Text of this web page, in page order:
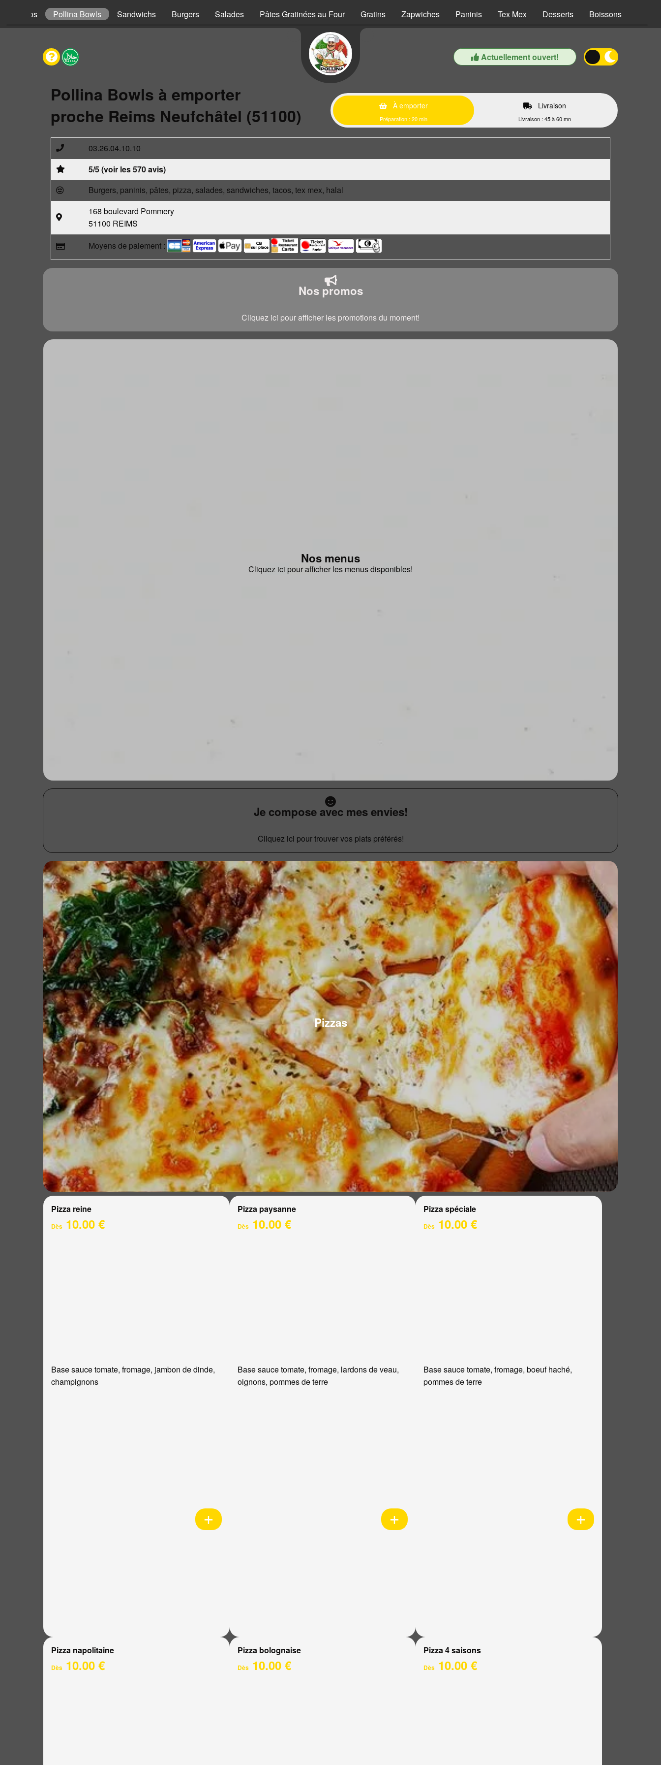
Tacos Pollina Bowls Sandwichs Burgers Salades Pâtes Gratinées au Four Gratins Zapwiches Paninis Tex Mex Desserts Boissons
Actuellement ouvert!
Pollina Bowls à emporter
proche Reims Neufchâtel (51100)
À emporter
Préparation : 20 min
Livraison
Livraison : 45 à 60 mn
03.26.04.10.10
5/5 (voir les 570 avis)
Burgers, paninis, pâtes, pizza, salades, sandwiches, tacos, tex mex, halal
168 boulevard Pommery
51100 REIMS
Moyens de paiement :
Nos promos
Cliquez ici pour afficher les promotions du moment!
Nos menus
Cliquez ici pour afficher les menus disponibles!
Je compose avec mes envies!
Cliquez ici pour trouver vos plats préférés!
Pizzas
Pizza reine
Dès 10.00 €
Base sauce tomate, fromage, jambon de dinde,
champignons
Pizza paysanne
Dès10.00 €
Base sauce tomate, fromage, lardons de veau,
oignons, pommes de terre
Pizza spéciale
Dès 10.00 €
Base sauce tomate, fromage, boeuf haché,
pommes de terre
Pizza napolitaine
Dès 10.00 €
Pizza bolognaise
Dès10.00 €
Pizza 4 saisons
Dès 10.00 €